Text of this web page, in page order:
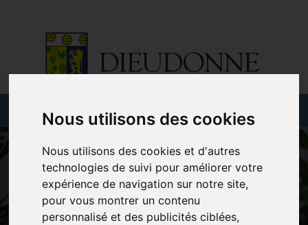
Nous utilisons des cookies
Nous utilisons des cookies et d'autres
technologies de suivi pour améliorer votre
expérience de navigation sur notre site,
pour vous montrer un contenu
personnalisé et des publicités ciblées,